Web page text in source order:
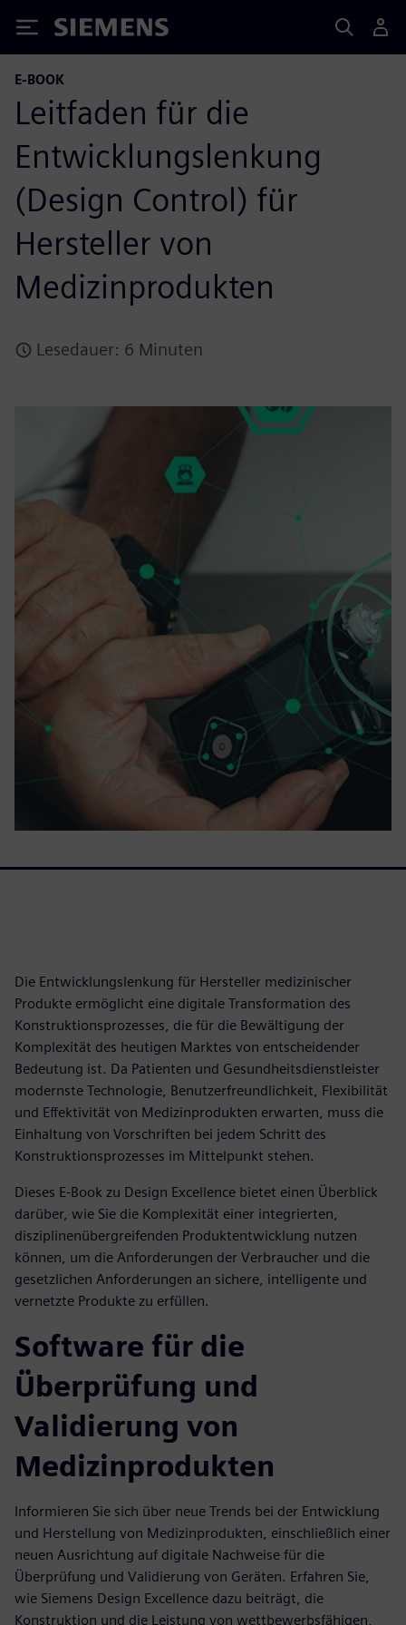
Siemens
E-BOOK
Leitfaden für die
Entwicklungslenkung
(Design Control) für
Hersteller von
Medizinprodukten
Lesedauer: 6 Minuten
Die Entwicklungslenkung für Hersteller medizinischer
Produkte ermöglicht eine digitale Transformation des
Konstruktionsprozesses, die für die Bewältigung der
Komplexität des heutigen Marktes von entscheidender
Bedeutung ist. Da Patienten und Gesundheitsdienstleister
modernste Technologie, Benutzerfreundlichkeit, Flexibilität
und Effektivität von Medizinprodukten erwarten, muss die
Einhaltung von Vorschriften bei jedem Schritt des
Konstruktionsprozesses im Mittelpunkt stehen.
Dieses E-Book zu Design Excellence bietet einen Überblick
darüber, wie Sie die Komplexität einer integrierten,
disziplinenübergreifenden Produktentwicklung nutzen
können, um die Anforderungen der Verbraucher und die
gesetzlichen Anforderungen an sichere, intelligente und
vernetzte Produkte zu erfüllen.
Software für die
Überprüfung und
Validierung von
Medizinprodukten
Informieren Sie sich über neue Trends bei der Entwicklung
und Herstellung von Medizinprodukten, einschließlich einer
neuen Ausrichtung auf digitale Nachweise für die
Überprüfung und Validierung von Geräten. Erfahren Sie,
wie Siemens Design Excellence dazu beiträgt, die
Konstruktion und die Leistung von wettbewerbsfähigen,